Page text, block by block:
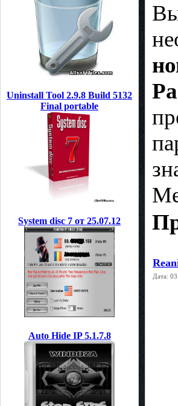
Uninstall Tool 2.9.8 Build 5132
Final portable
System disc 7 от 25.07.12
Auto Hide IP 5.1.7.8
Дата: